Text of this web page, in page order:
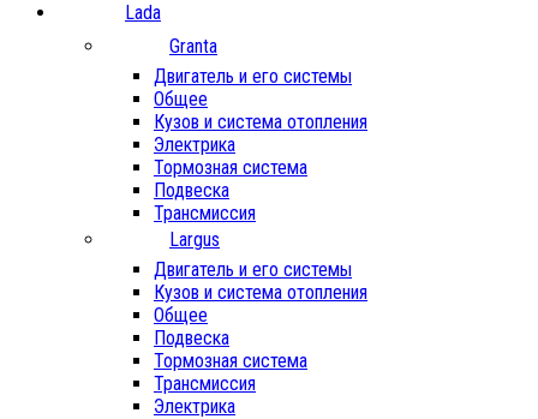
Lada
Granta
Двигатель и его системы
Общее
Кузов и система отопления
Электрика
Тормозная система
Подвеска
Трансмиссия
Largus
Двигатель и его системы
Кузов и система отопления
Общее
Подвеска
Тормозная система
Трансмиссия
Электрика